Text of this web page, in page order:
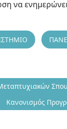
να
Υποτροφιών
Επόμενο άρθρο:
Κανονισμός